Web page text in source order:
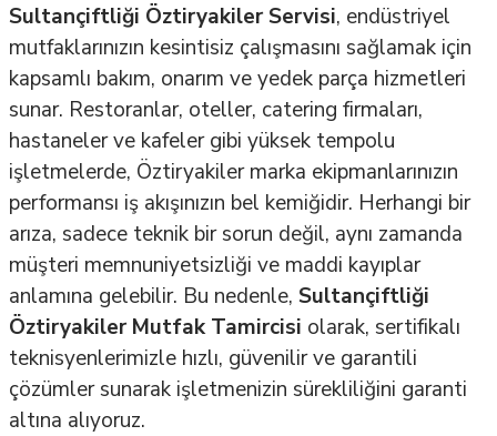
Sultançiftliği Öztiryakiler Servisi, endüstriyel
mutfaklarınızın kesintisiz çalışmasını sağlamak için
kapsamlı bakım, onarım ve yedek parça hizmetleri
sunar. Restoranlar, oteller, catering firmaları,
hastaneler ve kafeler gibi yüksek tempolu
işletmelerde, Öztiryakiler marka ekipmanlarınızın
performansı iş akışınızın bel kemiğidir. Herhangi bir
arıza, sadece teknik bir sorun değil, aynı zamanda
müşteri memnuniyetsizliği ve maddi kayıplar
anlamına gelebilir. Bu nedenle, Sultançiftliği
Öztiryakiler Mutfak Tamircisi olarak, sertifikalı
teknisyenlerimizle hızlı, güvenilir ve garantili
çözümler sunarak işletmenizin sürekliliğini garanti
altına alıyoruz.